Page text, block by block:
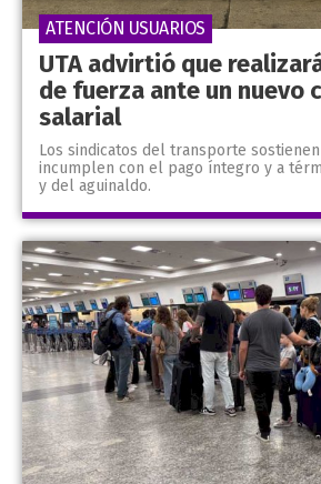
UTA advirtió que
de fuerza ante un nuevo
salarial
Los sindicatos del transporte
incumplen con el pago íntegro y a
y del aguinaldo.
ATENCIÓN USUARIOS